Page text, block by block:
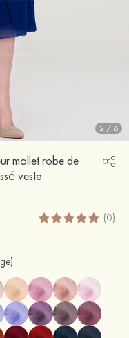
2 / 6
mollet robe de
veste
(0)